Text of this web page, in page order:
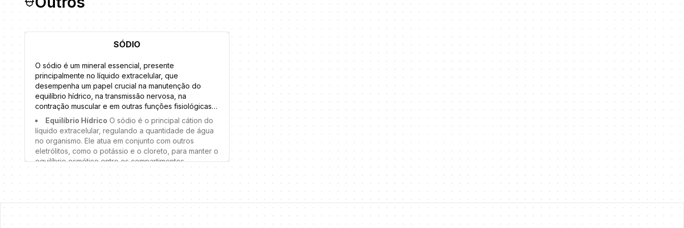
SÓDIO
O sódio é um mineral essencial, presente
principalmente no líquido extracelular, que
desempenha um papel crucial na manutenção do
equilíbrio hídrico, na transmissão nervosa, na
contração muscular e em outras funções fisiológicas
importantes. Embora seja vital para a saúde, o
consumo excessivo de sódio está associado a
diversos problemas de saúde, como hipertensão
arterial e doenças cardiovasculares. A seguir,
conheça mais sobre o sódio e suas principais
funções:
Equilíbrio Hídrico O sódio é o principal cátion do
líquido extracelular, regulando a quantidade de água
no organismo. Ele atua em conjunto com outros
eletrólitos, como o potássio e o cloreto, para manter o
equilíbrio osmótico entre os compartimentos
no sangue é regulada pelos rins, que controlam a
excreção ou retenção de sódio de acordo com as
necessidades do organismo.
Transmissão Nervosa O sódio desempenha um
papel fundamental na transmissão de impulsos